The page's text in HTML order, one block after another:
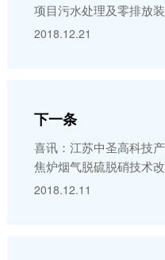
项目污水处理及零排放
2018.12.21
下一条
喜讯：江苏中圣高科技
焦炉烟气脱硫脱硝技术
2018.12.11